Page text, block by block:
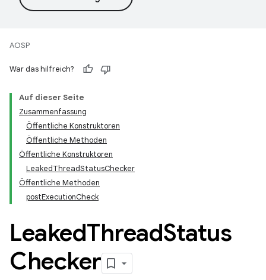
AOSP
War das hilfreich?
Auf dieser Seite
Zusammenfassung
Öffentliche Konstruktoren
Öffentliche Methoden
Öffentliche Konstruktoren
LeakedThreadStatusChecker
Öffentliche Methoden
postExecutionCheck
LeakedThreadStatus
Checker